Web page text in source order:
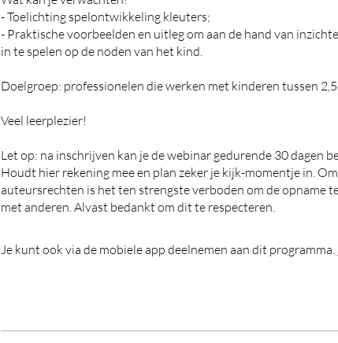
- Toelichting spelontwikkeling kleuters;
- Praktische voorbeelden en uitleg om aan de hand van
in te spelen op de noden van het kind.
Doelgroep: professionelen die werken met kinderen tussen 2,5
Veel leerplezier!
Let op: na inschrijven kan je de webinar gedurende 30 dagen
Houdt hier rekening mee en plan zeker je kijk-momentje in.
auteursrechten is het ten strengste verboden om de opname
met anderen. Alvast bedankt om dit te respecteren.
Je kunt ook via de mobiele app deelnemen aan dit programma.